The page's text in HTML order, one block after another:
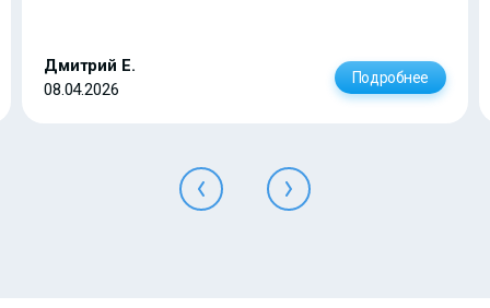
Дмитрий Е.
08.04.2026
Подробнее